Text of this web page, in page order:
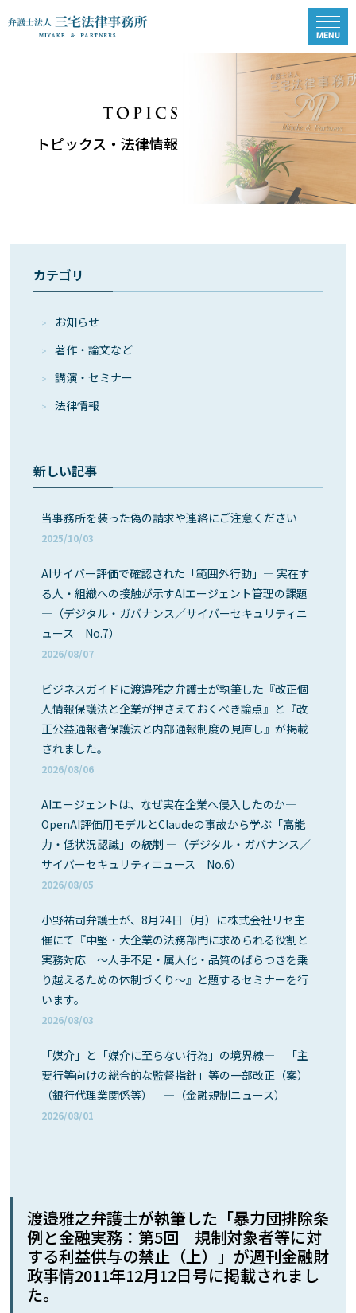
トピックス・法律情報
カテゴリ
お知らせ
著作・論⽂など
講演・セミナー
法律情報
新しい記事
当事務所を装った偽の請求や連絡にご注意ください
2025/10/03
AIサイバー評価で確認された「範囲外行動」― 実在す
る人・組織への接触が示すAIエージェント管理の課題
―（デジタル・ガバナンス／サイバーセキュリティニ
ュース No.7）
2026/08/07
ビジネスガイドに渡邉雅之弁護士が執筆した『改正個
人情報保護法と企業が押さえておくべき論点』と『改
正公益通報者保護法と内部通報制度の見直し』が掲載
されました。
2026/08/06
AIエージェントは、なぜ実在企業へ侵入したのか―
OpenAI評価用モデルとClaudeの事故から学ぶ「高能
力・低状況認識」の統制 ―（デジタル・ガバナンス／
サイバーセキュリティニュース No.6）
2026/08/05
小野祐司弁護士が、8月24日（月）に株式会社リセ主
催にて『中堅・大企業の法務部門に求められる役割と
実務対応 ～人手不足・属人化・品質のばらつきを乗
り越えるための体制づくり～』と題するセミナーを行
います。
2026/08/03
「媒介」と「媒介に至らない行為」の境界線― 「主
要行等向けの総合的な監督指針」等の一部改正（案）
（銀行代理業関係等） ―（金融規制ニュース）
2026/08/01
渡邉雅之弁護士が執筆した「暴力団排除条
例と金融実務：第5回 規制対象者等に対
する利益供与の禁止（上）」が週刊金融財
政事情2011年12月12日号に掲載されまし
た。